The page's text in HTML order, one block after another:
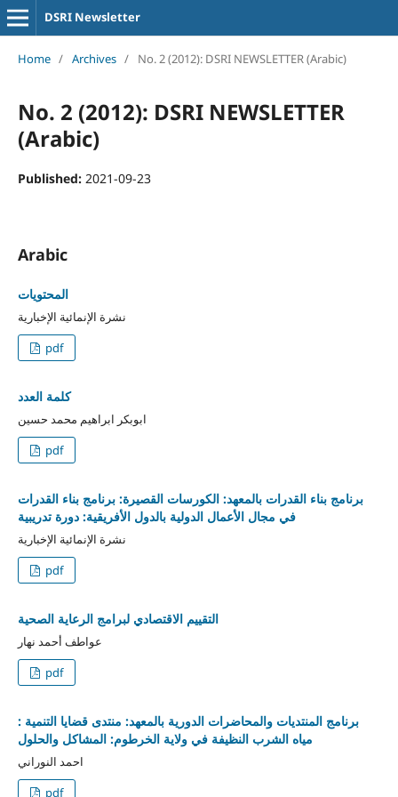
DSRI Newsletter
Home / Archives / No. 2 (2012): DSRI NEWSLETTER (Arabic)
No. 2 (2012): DSRI NEWSLETTER
(Arabic)
Published: 2021-09-23
Arabic
المحتويات
نشرة الإنمائية الإخبارية
pdf
كلمة العدد
ابوبكر ابراهيم محمد حسين
pdf
برنامج بناء القدرات بالمعهد: الكورسات القصيرة: برنامج بناء القدرات
في مجال الأعمال الدولية بالدول الأفريقية: دورة تدريبية
نشرة الإنمائية الإخبارية
pdf
التقييم الاقتصادي لبرامج الرعاية الصحية
عواطف أحمد نهار
pdf
برنامج المنتديات والمحاضرات الدورية بالمعهد: منتدى قضايا التنمية :
مياه الشرب النظيفة في ولاية الخرطوم: المشاكل والحلول
احمد النوراني
pdf